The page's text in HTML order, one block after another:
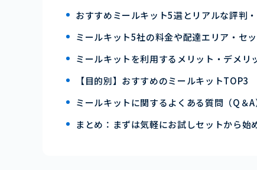
おすすめミールキット5選とリアルな評判
ミールキット5社の料金や配達エリア・セ
ミールキットを利用するメリット・デメリ
【目的別】おすすめのミールキットTOP3
ミールキットに関するよくある質問（Q＆A
まとめ：まずは気軽にお試しセットから始